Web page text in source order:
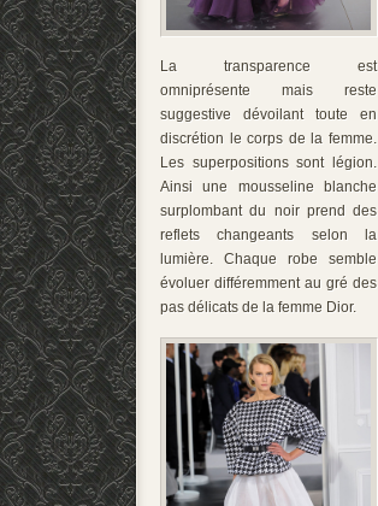
La transparence est
omniprésente mais reste
suggestive dévoilant toute en
discrétion le corps de la femme.
Les superpositions sont légion.
Ainsi une mousseline blanche
surplombant du noir prend des
reflets changeants selon la
lumière. Chaque robe semble
évoluer différemment au gré des
pas délicats de la femme Dior.